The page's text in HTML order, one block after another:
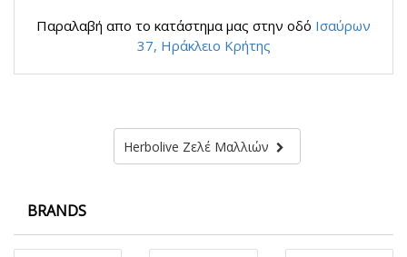
Παραλαβή απο το κατάστημα μας στην οδό Ισαύρων
37, Ηράκλειο Κρήτης
Herbolive Ζελέ Μαλλιών
BRANDS